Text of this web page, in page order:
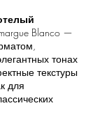
Blanco —
тонах
текстуры
для